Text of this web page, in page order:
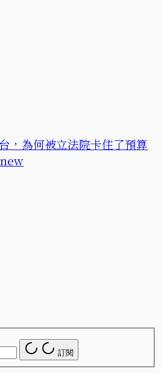
，為何被立法院卡住了預算
訂閱